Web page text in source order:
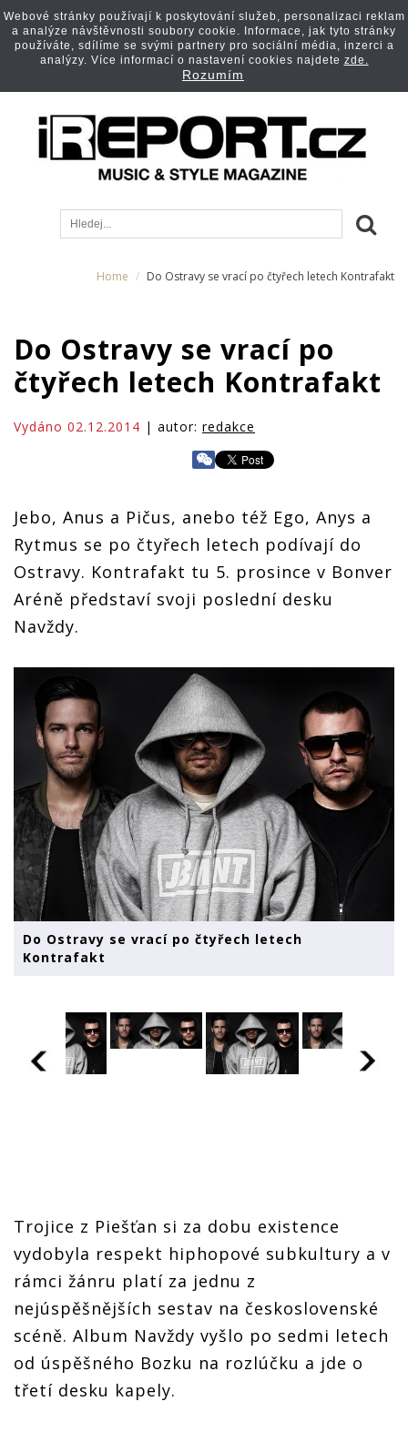
Home Do Ostravy se vrací po čtyřech letech Kontrafakt
Do Ostravy se vrací po
čtyřech letech Kontrafakt
Vydáno 02.12.2014 | autor: redakce
Jebo, Anus a Pičus, anebo též Ego, Anys a
Rytmus se po čtyřech letech podívají do
Ostravy. Kontrafakt tu 5. prosince v Bonver
Aréně představí svoji poslední desku
Navždy.
Do Ostravy se vrací po čtyřech letech
Kontrafakt
Trojice z Piešťan si za dobu existence
vydobyla respekt hiphopové subkultury a v
rámci žánru platí za jednu z
nejúspěšnějších sestav na československé
scéně. Album Navždy vyšlo po sedmi letech
od úspěšného Bozku na rozlúčku a jde o
třetí desku kapely.
Webové stránky používají k poskytování služeb, personalizaci reklam
a analýze návštěvnosti soubory cookie. Informace, jak tyto stránky
používáte, sdílíme se svými partnery pro sociální média, inzerci a
analýzy. Více informací o nastavení cookies najdete zde.
Rozumím